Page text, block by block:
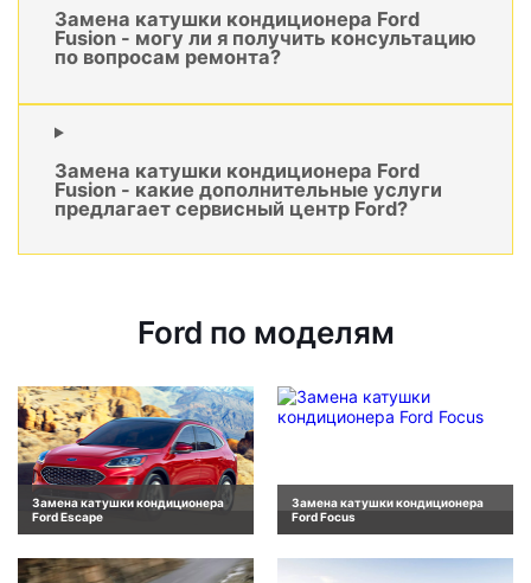
Замена катушки кондиционера Ford
Fusion - могу ли я получить консультацию
по вопросам ремонта?
Замена катушки кондиционера Ford
Fusion - какие дополнительные услуги
предлагает сервисный центр Ford?
Ford по моделям
Замена катушки кондиционера
Ford Escape
Замена катушки кондиционера
Ford Focus